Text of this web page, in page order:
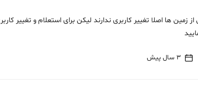
زمین ها اصلا تغییر کاربری ندارند لیکن برای استعلام و تغییر
3 سال پیش